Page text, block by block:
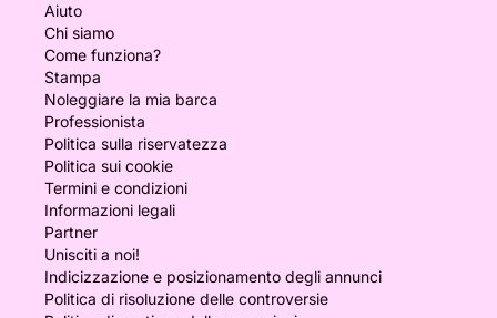
Aiuto
Chi siamo
Come funziona?
Stampa
Noleggiare la mia barca
Professionista
Politica sulla riservatezza
Politica sui cookie
Termini e condizioni
Informazioni legali
Partner
Unisciti a noi!
Indicizzazione e posizionamento degli annunci
Politica di risoluzione delle controversie